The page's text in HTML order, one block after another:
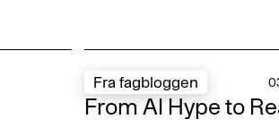
Fra fagbloggen
From AI Hype to